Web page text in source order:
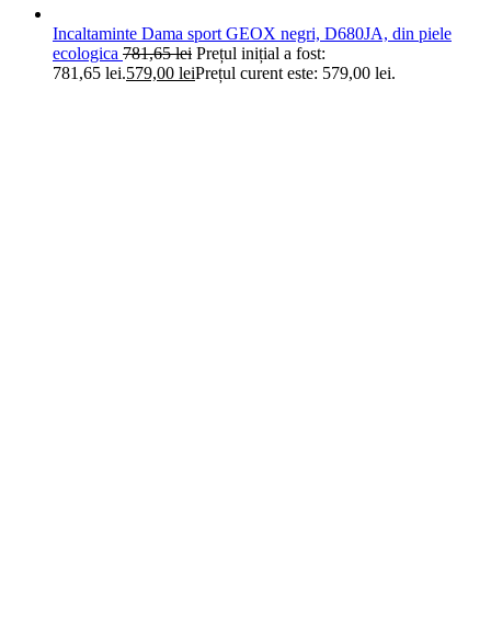
Incaltaminte Dama sport GEOX negri, D680JA, din piele
ecologica 781,65lei Prețul inițial a fost:
781,65 lei.579,00 leiPrețul curent este: 579,00 lei.